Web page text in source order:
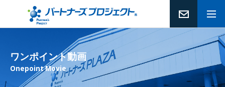
ワンポイント動画
Onepoint Movie